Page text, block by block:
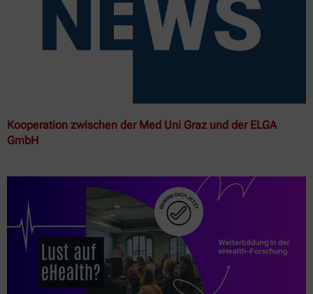
Kooperation zwischen der Med Uni Graz und der ELGA
GmbH